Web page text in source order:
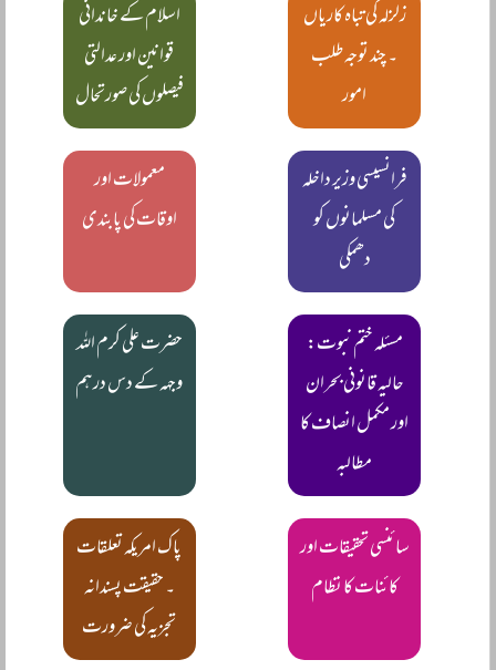
زلزلہ کی تباہ کاریاں
۔ چند توجہ طلب
امور
اسلام کے خاندانی
قوانین اور عدالتی
فیصلوں کی صورتحال
فرانسیسی وزیر داخلہ
کی مسلمانوں کو
دھمکی
معمولات اور
اوقات کی پابندی
مسئلہ ختم نبوت:
حالیہ قانونی بحران
اور مکمل انصاف کا
مطالبہ
حضرت علی کرم اللہ
وجہہ کے دس درہم
سائنسی تحقیقات اور
کائنات کا نظام
پاک امریکہ تعلقات
۔ حقیقت پسندانہ
تجزیہ کی ضرورت